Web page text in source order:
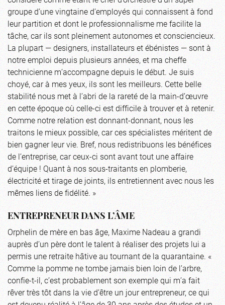
groupe d’une vingtaine d’employés qui connaissent à fond
leur partition et dont le professionnalisme me facilite la
tâche, car ils sont pleinement autonomes et consciencieux.
La plupart — designers, installateurs et ébénistes — sont à
notre emploi depuis plusieurs années, et ma cheffe
technicienne m’accompagne depuis le début. Je suis
choyé, car à mes yeux, ils sont les meilleurs. Cette belle
stabilité nous met à l’abri de la rareté de la main-d’œuvre
en cette époque où celle-ci est difficile à trouver et à retenir.
Comme notre relation est donnant-donnant, nous les
traitons le mieux possible, car ces spécialistes méritent de
bien gagner leur vie. Bref, nous redistribuons les bénéfices
de l’entreprise, car ceux-ci sont avant tout une affaire
d’équipe ! Quant à nos sous-traitants en plomberie,
électricité et tirage de joints, ils entretiennent avec nous les
mêmes liens de fidélité. »
ENTREPRENEUR DANS L’ÂME
Orphelin de mère en bas âge, Maxime Nadeau a grandi
auprès d’un père dont le talent à réaliser des projets lui a
permis une retraite hâtive au tournant de la quarantaine. «
Comme la pomme ne tombe jamais bien loin de l’arbre,
confie-t-il, c’est probablement son exemple qui m’a fait
rêver très tôt dans la vie d’être un jour entrepreneur, ce qui